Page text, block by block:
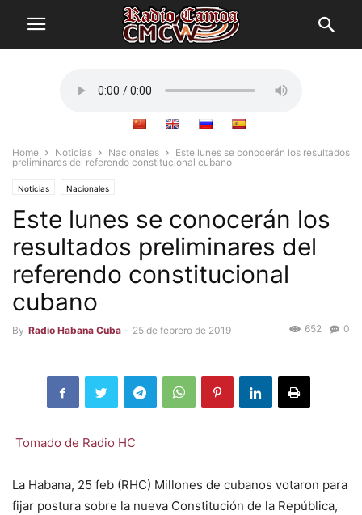
Home Noticias Nacionales
Este lunes se conocerán los resultados
preliminares del referendo constitucional cubano
Noticias Nacionales
Este lunes se conocerán los
resultados preliminares del
referendo constitucional
cubano
By Radio Habana Cuba - 25 de febrero de 2019 0
652
Tomado de Radio HC
La Habana, 25 feb (RHC) Millones de cubanos votaron para
fijar postura sobre la nueva Constitución de la República,